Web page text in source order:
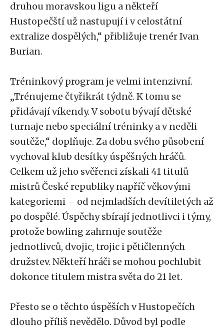
druhou moravskou ligu a někteří
Hustopečští už nastupují i v celostátní
extralize dospělých,“ přibližuje trenér Ivan
Burian.
Tréninkový program je velmi intenzivní.
„Trénujeme čtyřikrát týdně. K tomu se
přidávají víkendy. V sobotu bývají dětské
turnaje nebo speciální tréninky a v neděli
soutěže,“ doplňuje. Za dobu svého působení
vychoval klub desítky úspěšných hráčů.
Celkem už jeho svěřenci získali 41 titulů
mistrů České republiky napříč věkovými
kategoriemi – od nejmladších devítiletých až
po dospělé. Úspěchy sbírají jednotlivci i týmy,
protože bowling zahrnuje soutěže
jednotlivců, dvojic, trojic i pětičlenných
družstev. Někteří hráči se mohou pochlubit
dokonce titulem mistra světa do 21 let.
Přesto se o těchto úspěších v Hustopečích
dlouho příliš nevědělo. Důvod byl podle